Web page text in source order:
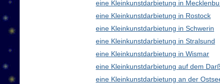
eine Kleinkunstdarbietung in
eine Kleinkunstdarbietung in Rostock
eine Kleinkunstdarbietung in Schwerin
eine Kleinkunstdarbietung in Stralsund
eine Kleinkunstdarbietung in Wismar
eine Kleinkunstdarbietung auf dem
eine Kleinkunstdarbietung an der